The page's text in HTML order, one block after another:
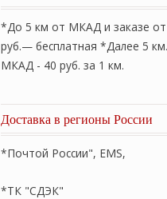
*До 5 км от МКАД и заказе от
руб.— бесплатная *Далее 5
МКАД - 40 руб. за 1 км.
Доставка в регионы России
*Почтой России", EMS,
*ТК "СДЭК"